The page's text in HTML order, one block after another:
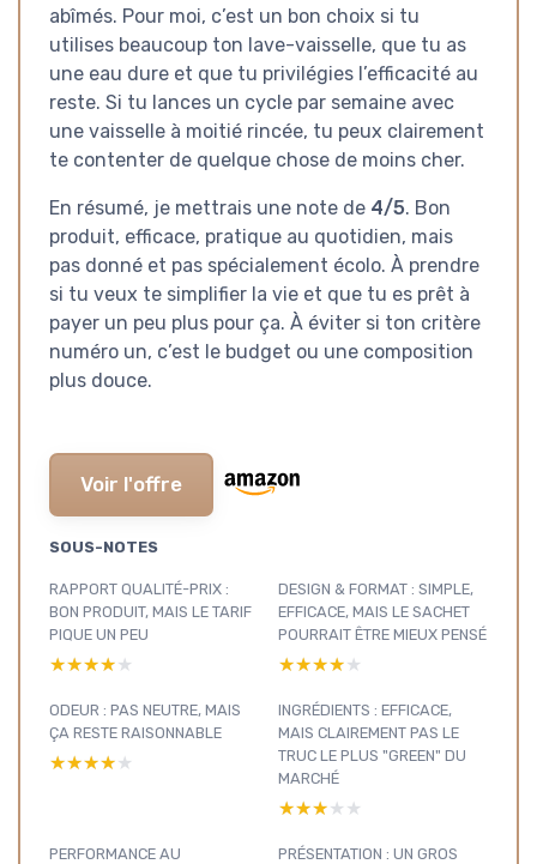
abîmés. Pour moi, c’est un bon choix si tu
utilises beaucoup ton lave-vaisselle, que tu as
une eau dure et que tu privilégies l’efficacité au
reste. Si tu lances un cycle par semaine avec
une vaisselle à moitié rincée, tu peux clairement
te contenter de quelque chose de moins cher.
En résumé, je mettrais une note de 4/5. Bon
produit, efficace, pratique au quotidien, mais
pas donné et pas spécialement écolo. À prendre
si tu veux te simplifier la vie et que tu es prêt à
payer un peu plus pour ça. À éviter si ton critère
numéro un, c’est le budget ou une composition
plus douce.
Voir l'offre
SOUS-NOTES
RAPPORT QUALITÉ-PRIX :
BON PRODUIT, MAIS LE TARIF
PIQUE UN PEU
★★★★★
★★★★★
DESIGN & FORMAT : SIMPLE,
EFFICACE, MAIS LE SACHET
POURRAIT ÊTRE MIEUX PENSÉ
★★★★★
★★★★★
ODEUR : PAS NEUTRE, MAIS
ÇA RESTE RAISONNABLE
★★★★★
★★★★★
INGRÉDIENTS : EFFICACE,
MAIS CLAIREMENT PAS LE
TRUC LE PLUS "GREEN" DU
MARCHÉ
★★★★★
★★★★★
PERFORMANCE AU
PRÉSENTATION : UN GROS